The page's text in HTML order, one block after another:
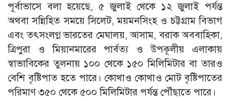
পূর্বাভাসে বলা হয়েছে, ৫ জুলাই থেকে ১২ জুলাই পর্যন্ত
অথবা সন্নিহিত সময়ে সিলেট, ময়মনসিংহ ও চট্টগ্রাম বিভাগ
এবং তৎসংলগ্ন ভারতের মেঘালয়, আসাম, বরাক অববাহিকা,
ত্রিপুরা ও মিয়ানমারের পার্বত্য ও উপকূলীয় এলাকায়
স্বাভাবিকের তুলনায় ১০০ থেকে ১৫০ মিলিমিটার বা তারও
বেশি বৃষ্টিপাত হতে পারে। কোথাও কোথাও মোট বৃষ্টিপাতের
পরিমাণ ৩৫০ থেকে ৫০০ মিলিমিটার পর্যন্ত পৌঁছাতে পারে।